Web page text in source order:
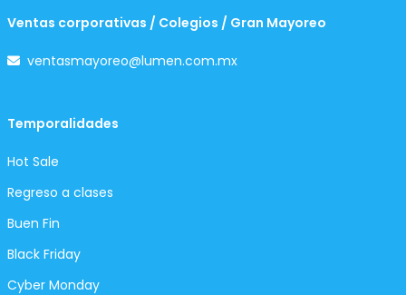
Ventas corporativas / Colegios / Gran Mayoreo
ventasmayoreo@lumen.com.mx
Temporalidades
Hot Sale
Regreso a clases
Buen Fin
Black Friday
Cyber Monday